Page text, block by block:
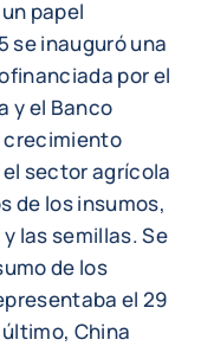
papel
se inauguró una
por el
y el Banco
crecimiento
sector agrícola
de los insumos,
las semillas. Se
de los
el 29
China